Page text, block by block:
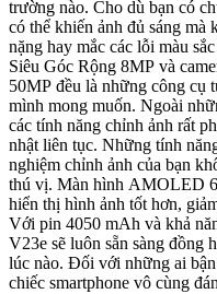
trường nào. Cho dù bạn có
có thể khiến ảnh đủ sáng mà
nặng hay mắc các lỗi màu
Siêu Góc Rộng 8MP và
50MP đều là những công cụ
mình mong muốn. Ngoài
các tính năng chỉnh ảnh rất
nhật liên tục. Những tính
nghiệm chỉnh ảnh của bạn
thú vị. Màn hình AMOLED
hiển thị hình ảnh tốt hơn,
Với pin 4050 mAh và khả
V23e sẽ luôn sẵn sàng đồng
lúc nào. Đối với những ai
chiếc smartphone vô cùng